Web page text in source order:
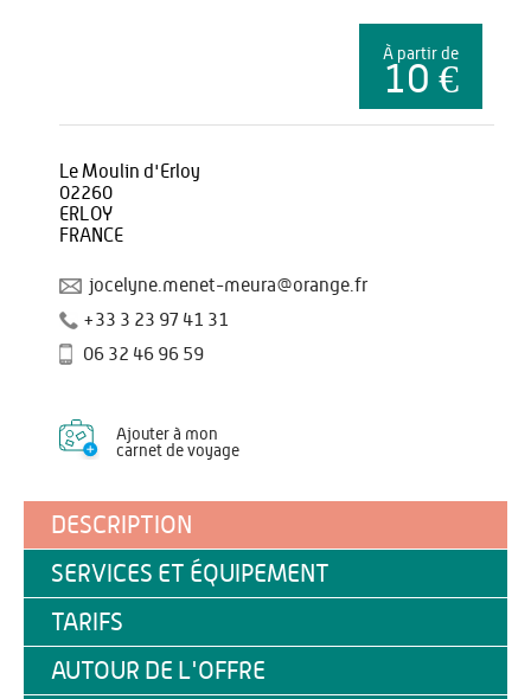
À partir de
10 €
Le Moulin d'Erloy
02260
ERLOY
FRANCE
jocelyne.menet-meura@orange.fr
+33 3 23 97 41 31
06 32 46 96 59
Ajouter à mon
carnet de voyage
DESCRIPTION
SERVICES ET ÉQUIPEMENT
TARIFS
AUTOUR DE L'OFFRE